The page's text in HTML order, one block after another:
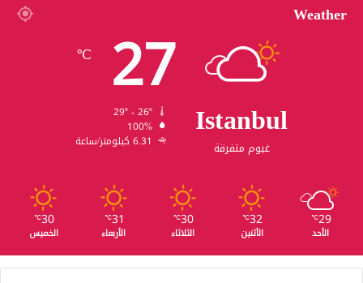
Weather
Istanbul
غيوم متفرقة
27
℃
100%
6.31 كيلومتر/ساعة
29
℃
الأحد
32
℃
الأثنين
30
℃
الثلاثاء
31
℃
الأربعاء
30
℃
الخميس